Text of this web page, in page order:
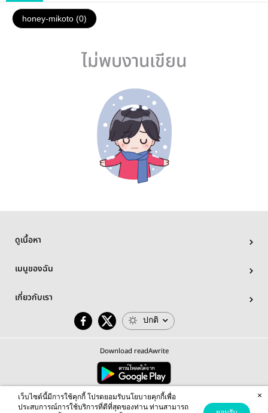
honey-mikoto (0)
ไม่พบงานเขียน
ดูเนื้อหา
เมนูของฉัน
เกี่ยวกับเรา
ปกติ
Download readAwrite
© 2026 readAwrite.com by MEB Corporation Public Company Limited
This site is protected by reCAPTCHA and the Google Privacy Policy Terms of Serviceapply.
เว็บไซต์นี้มีการใช้คุกกี้ โปรดยอมรับนโยบายคุกกี้เพื่อ
ประสบการณ์การใช้บริการที่ดีที่สุดของท่าน ท่านสามารถ
×